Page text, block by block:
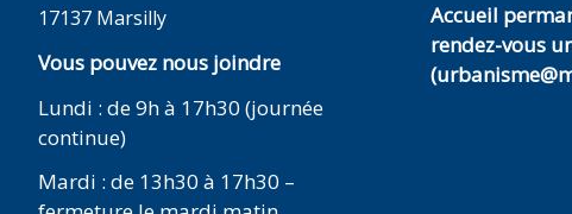
17137 Marsilly
Vous pouvez nous joindre
Lundi : de 9h à 17h30 (journée
continue)
Mardi : de 13h30 à 17h30 –
Accueil
rendez-vous